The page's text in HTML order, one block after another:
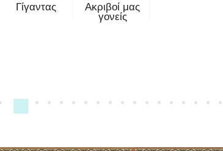
Γίγαντας
Ακριβοί μας
γονείς